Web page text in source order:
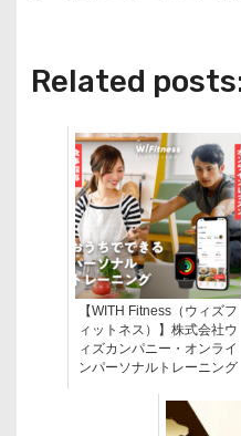
Related
【WITH Fitness（ウィズフ
ィットネス）】株式会社ウ
ィズカンパニー・オンライ
ンパーソナルトレーニング